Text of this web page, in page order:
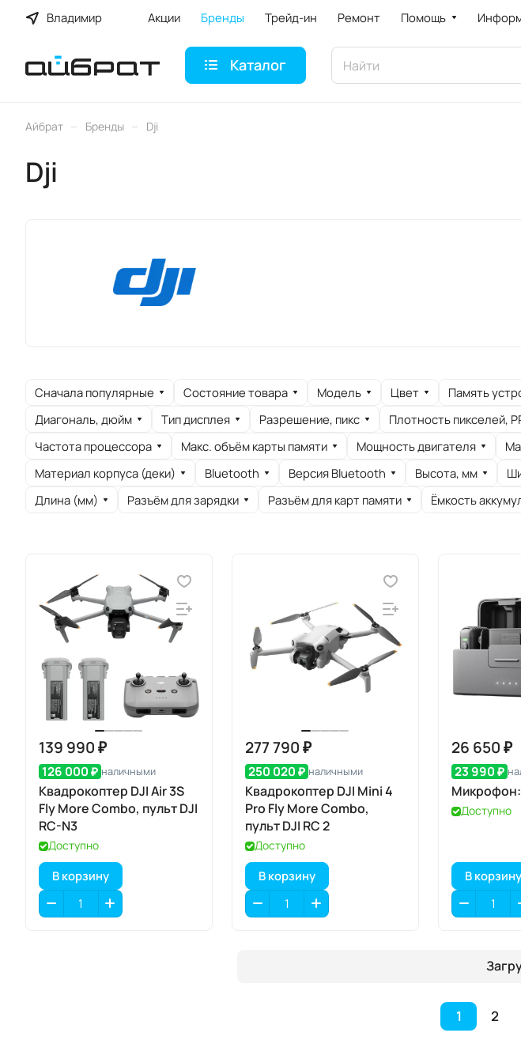
Владимир Акции Бренды Трейд-ин Ремонт Помощь
Каталог
Айбрат – Бренды – Dji
Dji
Сначала популярные Состояние товара Модель Цвет Память
Диагональ, дюйм
Тип дисплея Разрешение, пикс Плотность пикселей,
Частота процессора
Макс. объём карты памяти Мощность двигателя
Материал корпуса (деки)
Bluetooth Версия Bluetooth Высота, мм
Длина (мм)
Разъём для зарядки Разъём для карт памяти Ёмкость
139 990 ₽
126 000 ₽ наличными
Квадрокоптер DJI Air 3S
Fly More Combo, пульт DJI
RC-N3
Доступно
В корзину
277 790 ₽
250 020 ₽ наличными
Квадрокоптер DJI Mini 4
Pro Fly More Combo,
пульт DJI RC 2
Доступно
В корзину
26 650 ₽
23 990 ₽
Микрофон:
Доступно
В корзину
1 2